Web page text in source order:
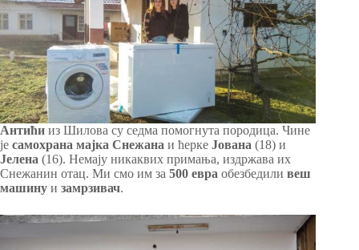
Антићи из Шилова су седма помогнута породица. Чине
је самохрана мајка Снежана и ћерке Јована (18) и
Јелена (16). Немају никаквих примања, издржава их
Снежанин отац. Ми смо им за 500 евра обезбедили веш
машину и замрзивач.